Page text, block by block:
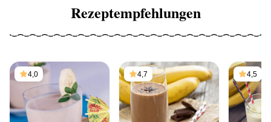
Rezeptempfehlungen
4,0 4,7 4,5